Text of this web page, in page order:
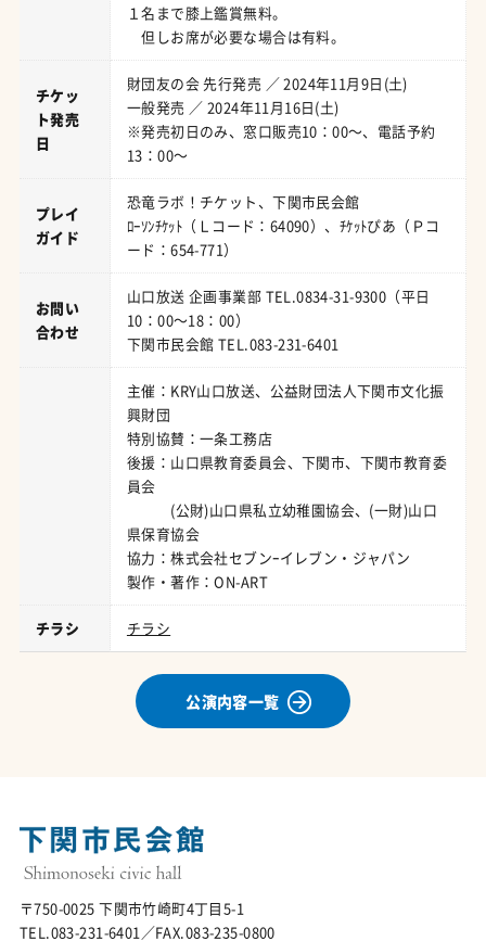
１名まで膝上鑑賞無料。
但しお席が必要な場合は有料。
チケッ
ト発売
日
財団友の会 先行発売 ／ 2024年11月9日(土)
一般発売 ／ 2024年11月16日(土)
※発売初日のみ、窓口販売10：00～、電話予約
13：00～
プレイ
ガイド
恐竜ラボ！チケット、下関市民会館
ﾛｰｿﾝﾁｹｯﾄ（Ｌコード：64090）、ﾁｹｯﾄぴあ（Ｐコ
ード：654-771）
お問い
合わせ
山口放送 企画事業部 TEL.0834-31-9300（平日
10：00～18：00）
下関市民会館 TEL.083-231-6401
主催：KRY山口放送、公益財団法人下関市文化振
興財団
特別協賛：一条工務店
後援：山口県教育委員会、下関市、下関市教育委
員会
(公財)山口県私立幼稚園協会、(一財)山口
県保育協会
協力：株式会社セブンｰイレブン・ジャパン
製作・著作：ON-ART
チラシ チラシ
公演内容一覧
〒750-0025 下関市竹崎町4丁目5-1
TEL.083-231-6401／FAX.083-235-0800